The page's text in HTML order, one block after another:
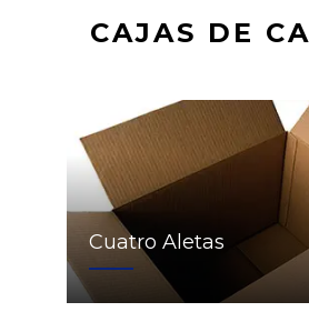
CAJAS DE
Cuatro Aletas